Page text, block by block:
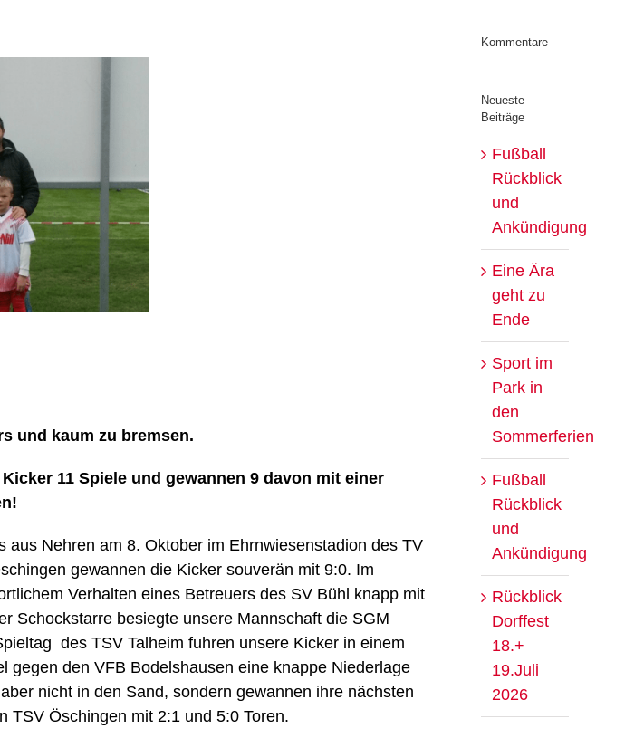
und kaum zu bremsen.
11 Spiele und gewannen 9 davon mit einer
aus Nehren am 8. Oktober im Ehrnwiesenstadion des TV
gewannen die Kicker souverän mit 9:0. Im
Verhalten eines Betreuers des SV Bühl knapp mit
Schockstarre besiegte unsere Mannschaft die SGM
des TSV Talheim fuhren unsere Kicker in einem
gegen den VFB Bodelshausen eine knappe Niederlage
nicht in den Sand, sondern gewannen ihre nächsten
TSV Öschingen mit 2:1 und 5:0 Toren.
Kommentare
Neueste
Beiträge
Fußball
Rückblick
und
Ankündigung
Eine Ära
geht zu
Ende
Sport im
Park in
den
Sommerferien
Fußball
Rückblick
und
Ankündigung
Rückblick
Dorffest
18.+
19.Juli
2026